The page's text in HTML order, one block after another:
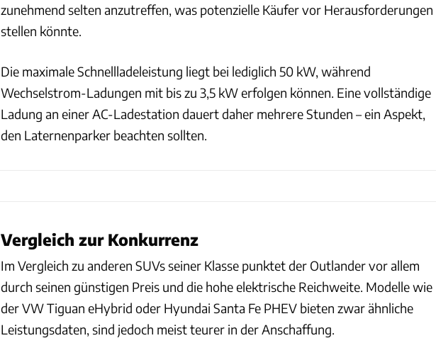
zunehmend selten anzutreffen, was potenzielle Käufer vor Herausforderungen
stellen könnte.
Die maximale Schnellladeleistung liegt bei lediglich 50 kW, während
Wechselstrom-Ladungen mit bis zu 3,5 kW erfolgen können. Eine vollständige
Ladung an einer AC-Ladestation dauert daher mehrere Stunden – ein Aspekt,
den Laternenparker beachten sollten.
Vergleich zur Konkurrenz
Im Vergleich zu anderen SUVs seiner Klasse punktet der Outlander vor allem
durch seinen günstigen Preis und die hohe elektrische Reichweite. Modelle wie
der VW Tiguan eHybrid oder Hyundai Santa Fe PHEV bieten zwar ähnliche
Leistungsdaten, sind jedoch meist teurer in der Anschaffung.